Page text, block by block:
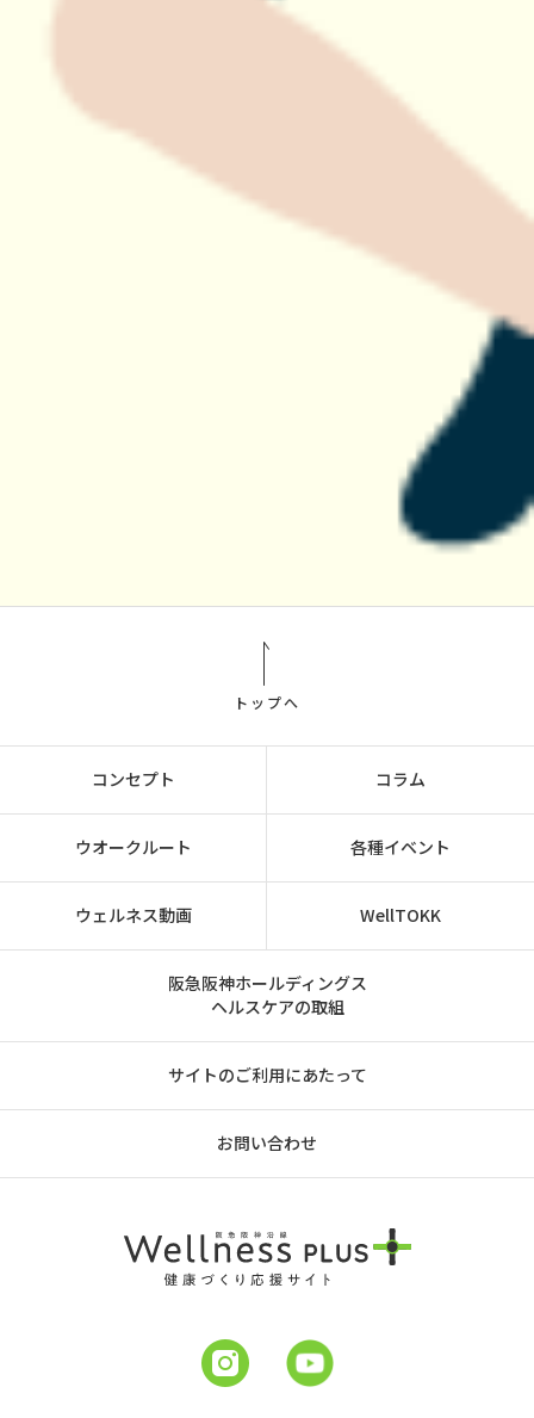
トップへ
コンセプト コラム
ウオークルート 各種イベント
ウェルネス動画 WellTOKK
阪急阪神ホールディングス
ヘルスケアの取組
サイトのご利用にあたって
お問い合わせ